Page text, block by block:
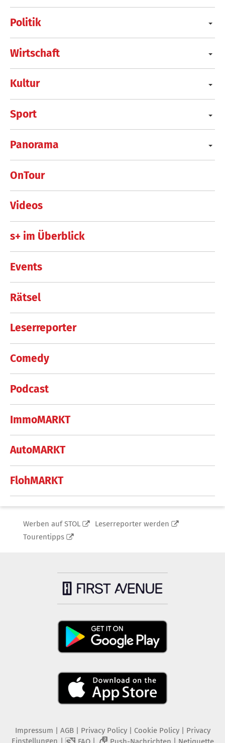
Politik
Wirtschaft
Kultur
Sport
Panorama
OnTour
Videos
s+ im Überblick
Events
Rätsel
Leserreporter
Comedy
Podcast
ImmoMARKT
AutoMARKT
FlohMARKT
Werben auf STOL
Leserreporter werden
Tourentipps
Impressum AGB Privacy Policy| Cookie Policy| Privacy
2